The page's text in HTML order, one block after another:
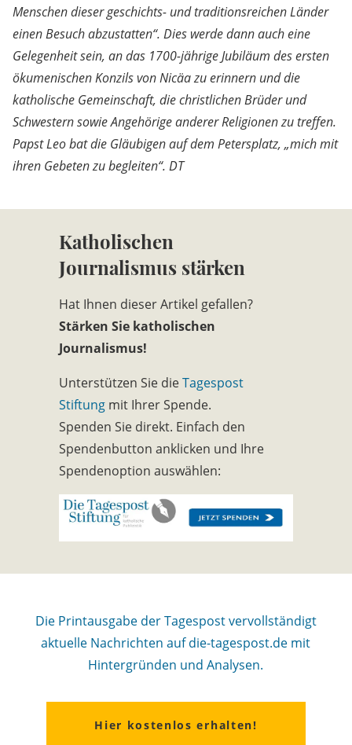
Menschen dieser geschichts- und traditionsreichen Länder
einen Besuch abzustatten“. Dies werde dann auch eine
Gelegenheit sein, an das 1700-jährige Jubiläum des ersten
ökumenischen Konzils von Nicäa zu erinnern und die
katholische Gemeinschaft, die christlichen Brüder und
Schwestern sowie Angehörige anderer Religionen zu treffen.
Papst Leo bat die Gläubigen auf dem Petersplatz, „mich mit
ihren Gebeten zu begleiten“. DT
Katholischen
Journalismus stärken
Hat Ihnen dieser Artikel gefallen?
Stärken Sie katholischen
Journalismus!
Unterstützen Sie dieTagespost
Stiftung mit Ihrer Spende.
Spenden Sie direkt. Einfach den
Spendenbutton anklicken und Ihre
Spendenoption auswählen:
Die Printausgabe der Tagespost vervollständigt
aktuelle Nachrichten auf die-tagespost.de mit
Hintergründen und Analysen.
Hier kostenlos erhalten!